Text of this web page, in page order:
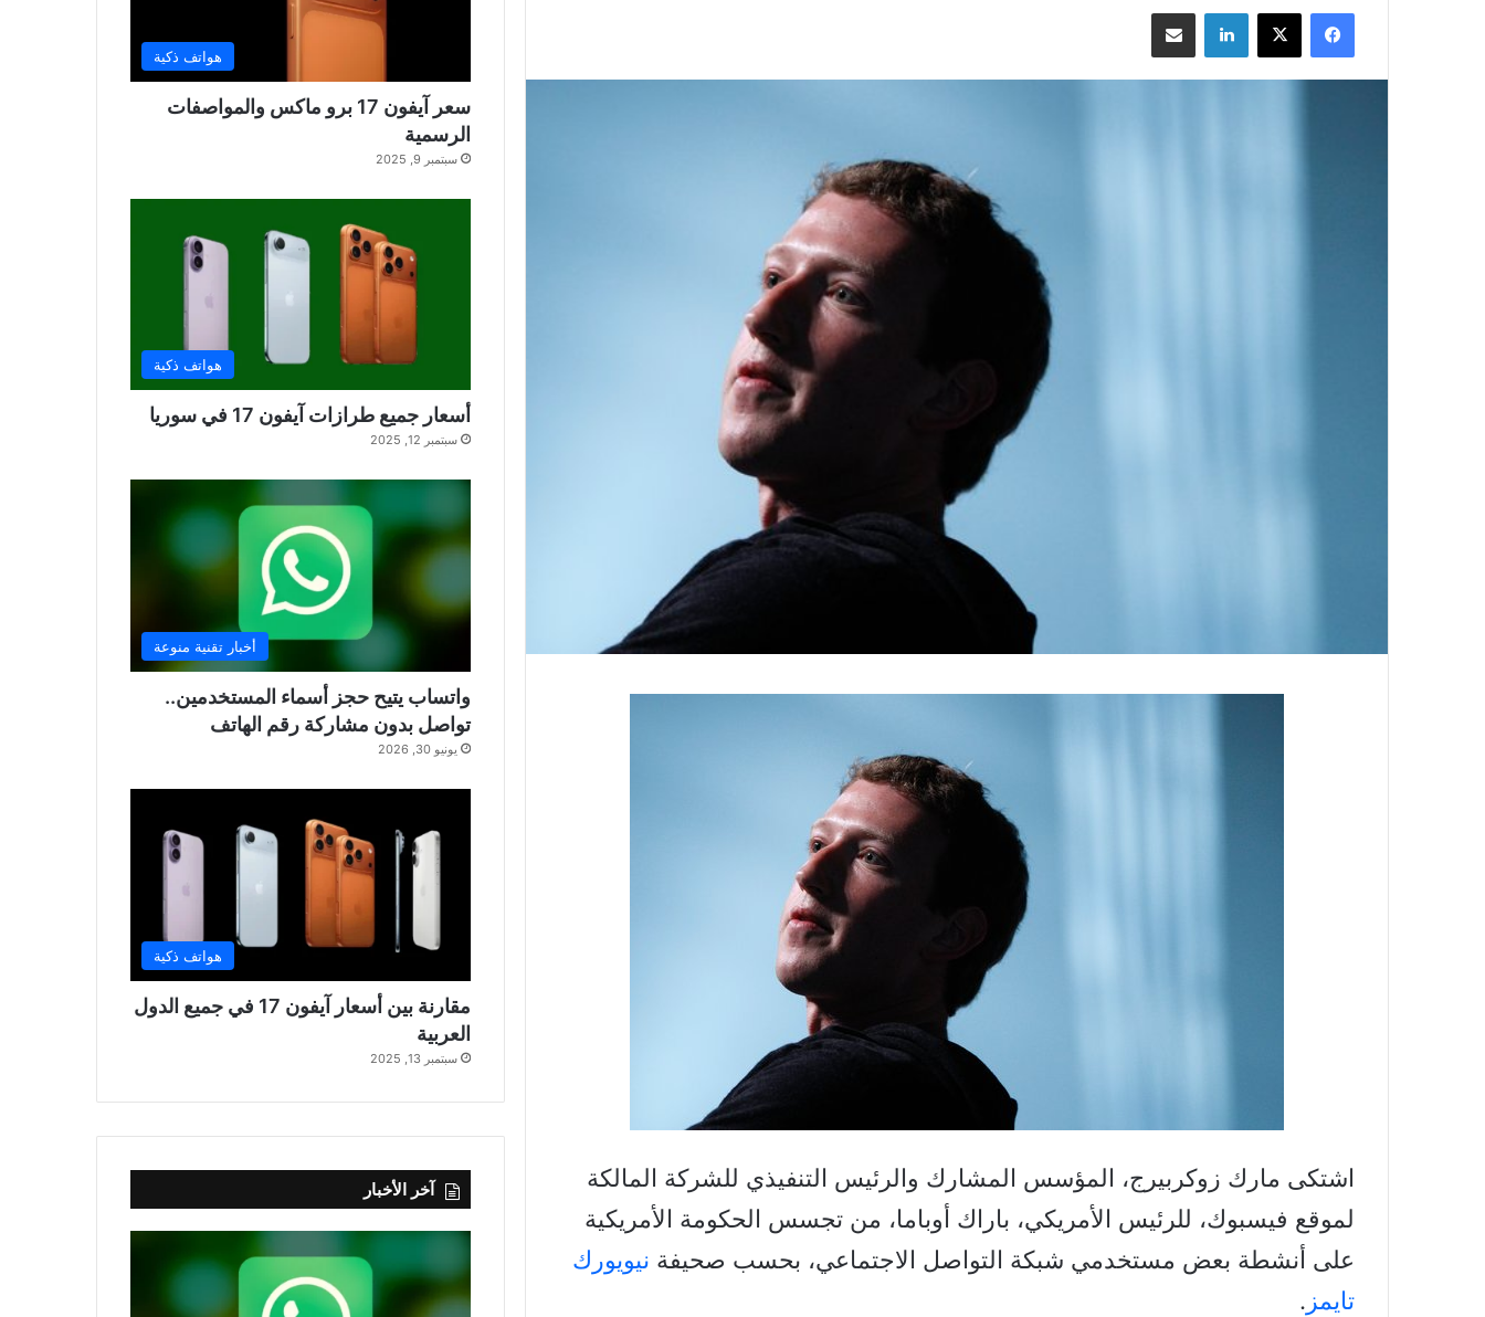
فيسبوك ‫X لينكدإن مشاركة بالبريد الإلكتروني
اشتكى مارك زوكربيرج، المؤسس المشارك والرئيس التنفيذي للشركة المالكة
لموقع فيسبوك، للرئيس الأمريكي، باراك أوباما، من تجسس الحكومة الأمريكية
على أنشطة بعض مستخدمي شبكة التواصل الاجتماعي، بحسب صحيفة نيويورك
تايمز .
هواتف ذكية
سعر آيفون 17 برو ماكس والمواصفات
الرسمية
سبتمبر 9, 2025
هواتف ذكية
أسعار جميع طرازات آيفون 17 في سوريا
سبتمبر 12, 2025
أخبار تقنية منوعة
واتساب يتيح حجز أسماء المستخدمين..
تواصل بدون مشاركة رقم الهاتف
يونيو 30, 2026
هواتف ذكية
مقارنة بين أسعار آيفون 17 في جميع الدول
العربية
سبتمبر 13, 2025
آخر الأخبار